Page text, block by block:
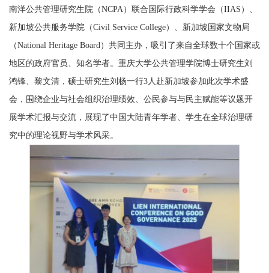
南洋公共管理研究生院（NCPA）联合国际行政科学学会（IIAS）、
新加坡公共服务学院（Civil Service College）、新加坡国家文物局
（National Heritage Board）共同主办，吸引了来自全球数十个国家或
地区的政府官员、知名学者。重庆大学公共管理学院博士研究生刘
鸿锋、黎文清，硕士研究生刘杨一行3人赴新加坡参加此次学术盛
会，围绕企业与社会组织治理绩效、公民参与与民主赋能等议题开
展学术汇报与交流，展现了中国大陆青年学者、学生在全球治理研
究中的理论视野与学术风采。